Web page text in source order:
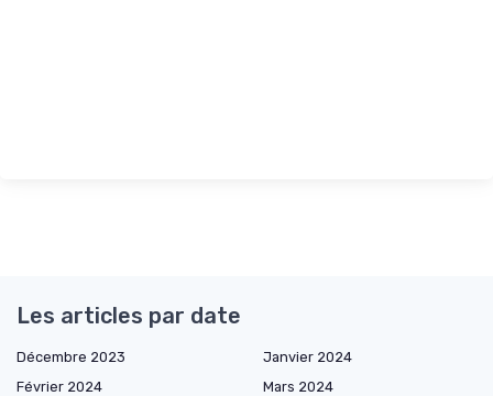
Les articles par date
Décembre 2023
Janvier 2024
Février 2024
Mars 2024